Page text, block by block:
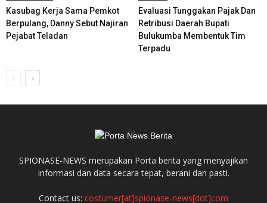
Kasubag Kerja Sama Pemkot
Berpulang, Danny Sebut Najiran
Pejabat Teladan
Evaluasi Tunggakan Pajak Dan
Retribusi Daerah Bupati
Bulukumba Membentuk Tim
Terpadu
SPIONASE-NEWS merupakan Porta berita yang menyajikan
informasi dan data secara tepat, berani dan pasti.
Contact us: costumer[at]spionase-news[dot]com